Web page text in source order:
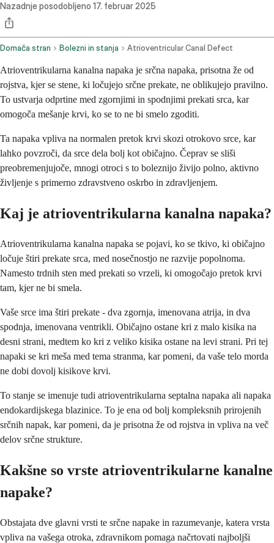
Nazadnje posodobljeno 17. februar 2025
Domača stran Bolezni in stanja Atrioventricular Canal Defect
Atrioventrikularna kanalna napaka je srčna napaka, prisotna že od
rojstva, kjer se stene, ki ločujejo srčne prekate, ne oblikujejo pravilno.
To ustvarja odprtine med zgornjimi in spodnjimi prekati srca, kar
omogoča mešanje krvi, ko se to ne bi smelo zgoditi.
Ta napaka vpliva na normalen pretok krvi skozi otrokovo srce, kar
lahko povzroči, da srce dela bolj kot običajno. Čeprav se sliši
preobremenjujoče, mnogi otroci s to boleznijo živijo polno, aktivno
življenje s primerno zdravstveno oskrbo in zdravljenjem.
Kaj je atrioventrikularna kanalna napaka?
Atrioventrikularna kanalna napaka se pojavi, ko se tkivo, ki običajno
ločuje štiri prekate srca, med nosečnostjo ne razvije popolnoma.
Namesto trdnih sten med prekati so vrzeli, ki omogočajo pretok krvi
tam, kjer ne bi smela.
Vaše srce ima štiri prekate - dva zgornja, imenovana atrija, in dva
spodnja, imenovana ventrikli. Običajno ostane kri z malo kisika na
desni strani, medtem ko kri z veliko kisika ostane na levi strani. Pri tej
napaki se kri meša med tema stranma, kar pomeni, da vaše telo morda
ne dobi dovolj kisikove krvi.
To stanje se imenuje tudi atrioventrikularna septalna napaka ali napaka
endokardijskega blazinice. To je ena od bolj kompleksnih prirojenih
srčnih napak, kar pomeni, da je prisotna že od rojstva in vpliva na več
delov srčne strukture.
Kakšne so vrste atrioventrikularne kanalne
napake?
Obstajata dve glavni vrsti te srčne napake in razumevanje, katera vrsta
vpliva na vašega otroka, zdravnikom pomaga načrtovati najboljši